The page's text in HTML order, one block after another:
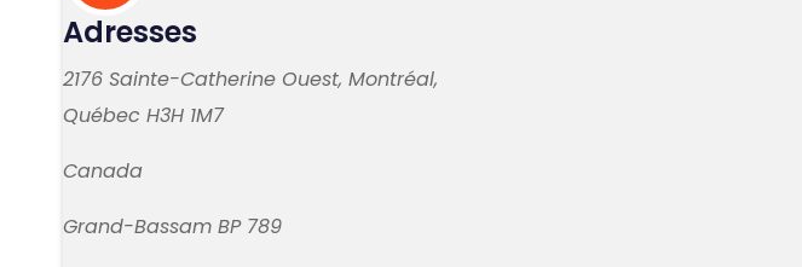
Adresses
2176 Sainte-Catherine Ouest, Montréal,
Québec H3H 1M7
Canada
Grand-Bassam BP 789